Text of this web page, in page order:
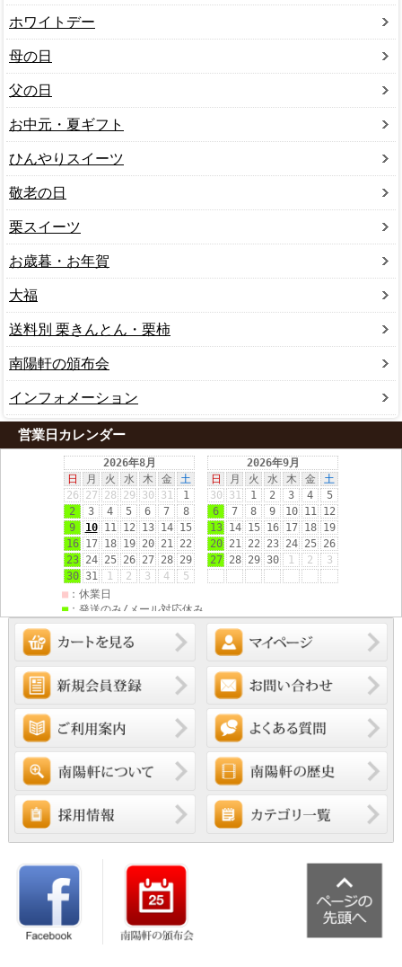
ホワイトデー
母の日
父の日
お中元・夏ギフト
ひんやりスイーツ
敬老の日
栗スイーツ
お歳暮・お年賀
大福
送料別 栗きんとん・栗柿
南陽軒の頒布会
インフォメーション
営業日カレンダー